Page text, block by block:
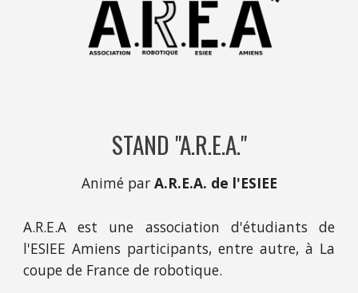
STAND "A.R.E.A."
Animé par A.R.E.A. de l'ESIEE
A.R.E.A est une association d'étudiants de
l'ESIEE Amiens participants, entre autre, à La
coupe de France de robotique.